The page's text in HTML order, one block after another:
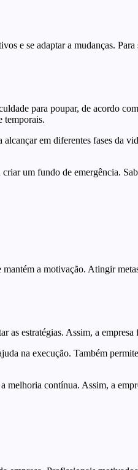
e se adaptar a mudanças. Para
para poupar, de acordo
temporais.
em diferentes fases da
um fundo de emergência.
a motivação. Atingir
as estratégias. Assim, a
na execução. Também
melhoria contínua. Assim, a